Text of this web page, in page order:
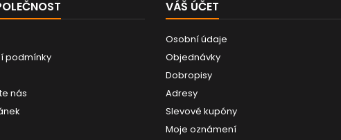
podmínky
nás
VÁŠ ÚČET
Osobní údaje
Objednávky
Dobropisy
Adresy
Slevové kupóny
Moje oznámení